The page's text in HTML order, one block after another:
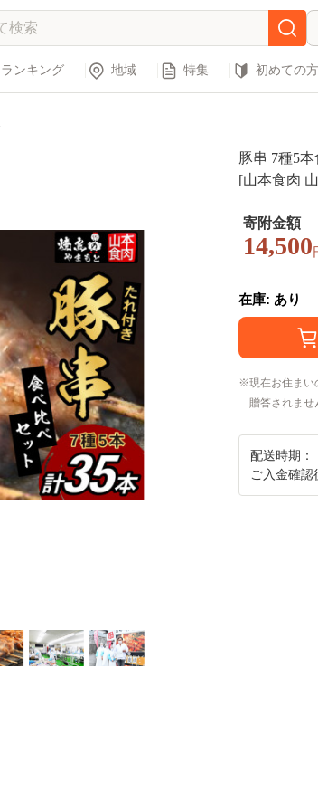
ランキング 地域 特集 初めての方
豚串 7種5
[山本食肉
冷凍 バー
お惣菜 食
寄附金額
14,500
在庫: あり
現在お住まい
贈答されませ
配送時期：
ご入金確認